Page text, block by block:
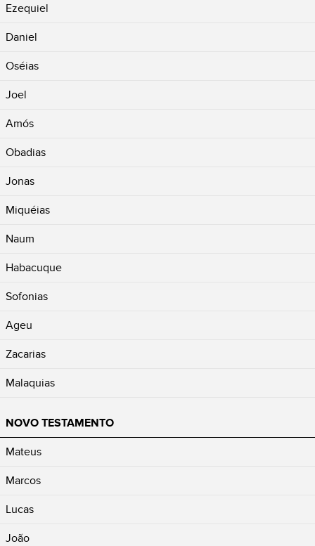
Ezequiel
Daniel
Oséias
Joel
Amós
Obadias
Jonas
Miquéias
Naum
Habacuque
Sofonias
Ageu
Zacarias
Malaquias
NOVO TESTAMENTO
Mateus
Marcos
Lucas
João